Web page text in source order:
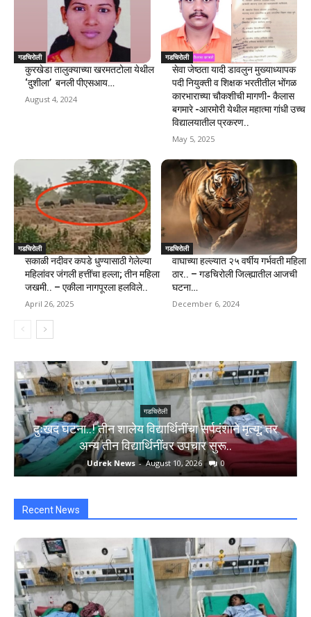
गडचिरोली
कुरखेडा तालुक्याच्या खरमतटोला येथील
‘दुशीला’ बनली पीएसआय…
August 4, 2024
गडचिरोली
सेवा जेष्ठता यादी डावलुन मुख्याध्यापक
पदी नियुक्ती व शिक्षक भरतीतील भोंगळ
कारभाराच्या चौकशीची मागणी- कैलास
बगमारे -आरमोरी येथील महात्मा गांधी उच्च
विद्यालयातील प्रकरण..
May 5, 2025
गडचिरोली
सकाळी नदीवर कपडे धुण्यासाठी गेलेल्या
महिलांवर जंगली हत्तींचा हल्ला; तीन महिला
जखमी.. – एकीला नागपूरला हलविले..
April 26, 2025
गडचिरोली
वाघाच्या हल्ल्यात २५ वर्षीय गर्भवती महिला
ठार.. – गडचिरोली जिल्ह्यातील आजची
घटना…
December 6, 2024
गडचिरोली
दुःखद घटना..! तीन शालेय विद्यार्थिनींचा सर्पदंशाने मृत्यू; तर
अन्य तीन विद्यार्थिनींवर उपचार सुरू..
Udrek News - August 10, 2026 0
Recent News